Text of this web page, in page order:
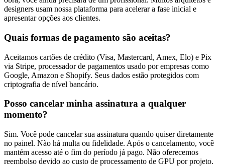
designers usam nossa plataforma para acelerar a fase inicial e
apresentar opções aos clientes.
Quais formas de pagamento são aceitas?
Aceitamos cartões de crédito (Visa, Mastercard, Amex, Elo) e Pix
via Stripe, processador de pagamentos usado por empresas como
Google, Amazon e Shopify. Seus dados estão protegidos com
criptografia de nível bancário.
Posso cancelar minha assinatura a qualquer
momento?
Sim. Você pode cancelar sua assinatura quando quiser diretamente
no painel. Não há multa ou fidelidade. Após o cancelamento, você
mantém acesso até o fim do período já pago. Não oferecemos
reembolso devido ao custo de processamento de GPU por projeto.